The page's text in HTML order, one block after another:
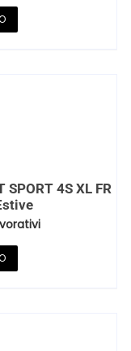
4S XL FR